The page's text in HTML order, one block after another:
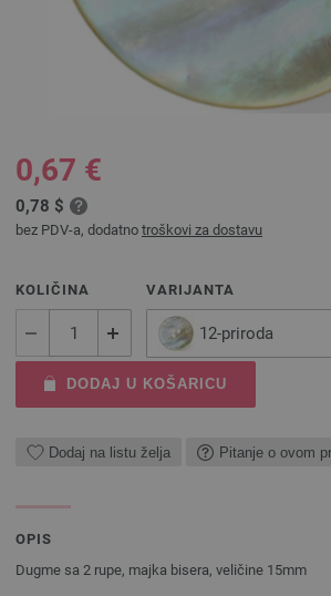
0,67 €
0,78 $
bez PDV-a, dodatno troškovi za dostavu
KOLIČINA VARIJANTA
12-priroda
DODAJ U KOŠARICU
Dodaj na listu želja Pitanje o ovom
OPIS
Dugme sa 2 rupe, majka bisera, veličine 15mm